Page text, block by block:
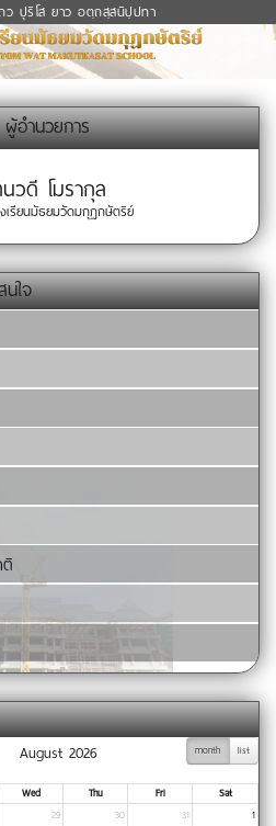
ว ปุริโส ยาว อตฺถสฺสนิปฺปทา
อำนวยการ
วดี โมรากุล
เรียนมัธยมวัดมกุฏกษัตริย์
ใจ
month list
August 2026
Wed Thu Fri
Sat
29 30 31 1